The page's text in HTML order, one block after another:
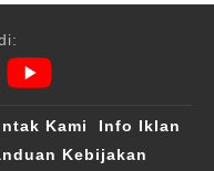
Kami
Info Iklan
Kebijakan